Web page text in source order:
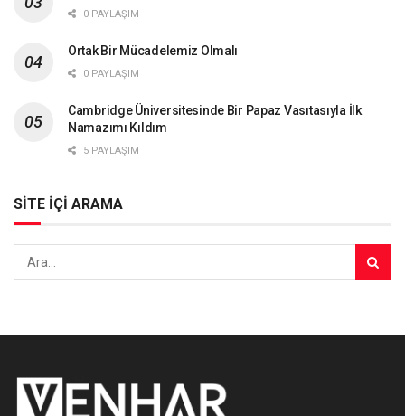
0 PAYLAŞIM
Ortak Bir Mücadelemiz Olmalı
0 PAYLAŞIM
Cambridge Üniversitesinde Bir Papaz Vasıtasıyla İlk
Namazımı Kıldım
5 PAYLAŞIM
SİTE İÇİ ARAMA